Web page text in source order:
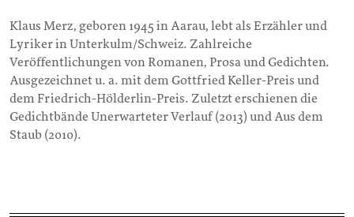
Klaus Merz, geboren 1945 in Aarau, lebt als Erzähler und
Lyriker in Unterkulm/Schweiz. Zahlreiche
Veröffentlichungen von Romanen, Prosa und Gedichten.
Ausgezeichnet u. a. mit dem Gottfried Keller-Preis und
dem Friedrich-Hölderlin-Preis. Zuletzt erschienen die
Gedichtbände Unerwarteter Verlauf (2013) und Aus dem
Staub (2010).